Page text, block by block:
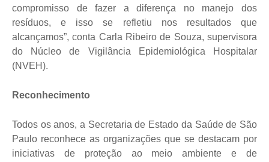
compromisso de fazer a diferença no manejo dos
resíduos, e isso se refletiu nos resultados que
alcançamos”, conta Carla Ribeiro de Souza, supervisora
do Núcleo de Vigilância Epidemiológica Hospitalar
(NVEH).
Reconhecimento
Todos os anos, a Secretaria de Estado da Saúde de São
Paulo reconhece as organizações que se destacam por
iniciativas de proteção ao meio ambiente e de